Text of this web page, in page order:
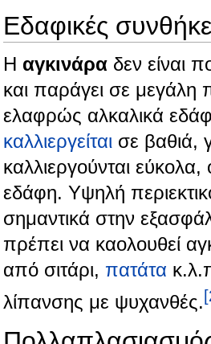
Εδαφικές
Η αγκινάρα δεν είναι
και παράγει σε μεγάλη
ελαφρώς αλκαλικά
καλλιεργείται σε βαθιά,
καλλιεργούνται
εδάφη. Υψηλή
σημαντικά στην
πρέπει να καολουθεί
από σιτάρι, πατάτα
λίπανσης με ψυχανθές.